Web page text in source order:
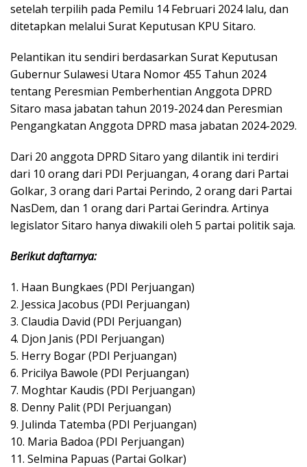
setelah terpilih pada Pemilu 14 Februari 2024 lalu, dan
ditetapkan melalui Surat Keputusan KPU Sitaro.
Pelantikan itu sendiri berdasarkan Surat Keputusan
Gubernur Sulawesi Utara Nomor 455 Tahun 2024
tentang Peresmian Pemberhentian Anggota DPRD
Sitaro masa jabatan tahun 2019-2024 dan Peresmian
Pengangkatan Anggota DPRD masa jabatan 2024-2029.
Dari 20 anggota DPRD Sitaro yang dilantik ini terdiri
dari 10 orang dari PDI Perjuangan, 4 orang dari Partai
Golkar, 3 orang dari Partai Perindo, 2 orang dari Partai
NasDem, dan 1 orang dari Partai Gerindra. Artinya
legislator Sitaro hanya diwakili oleh 5 partai politik saja.
Berikut daftarnya:
1. Haan Bungkaes (PDI Perjuangan)
2. Jessica Jacobus (PDI Perjuangan)
3. Claudia David (PDI Perjuangan)
4. Djon Janis (PDI Perjuangan)
5. Herry Bogar (PDI Perjuangan)
6. Pricilya Bawole (PDI Perjuangan)
7. Moghtar Kaudis (PDI Perjuangan)
8. Denny Palit (PDI Perjuangan)
9. Julinda Tatemba (PDI Perjuangan)
10. Maria Badoa (PDI Perjuangan)
11. Selmina Papuas (Partai Golkar)